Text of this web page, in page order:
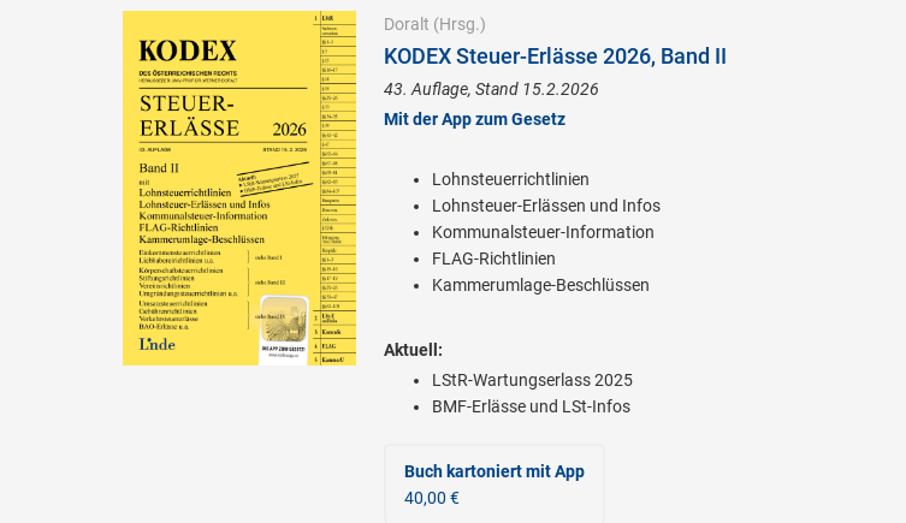
Doralt (Hrsg.)
KODEX Steuer-Erlässe 2026, Band II
43. Auflage, Stand 15.2.2026
Mit der App zum Gesetz
Lohnsteuerrichtlinien
Lohnsteuer-Erlässen und Infos
Kommunalsteuer-Information
FLAG-Richtlinien
Kammerumlage-Beschlüssen
Aktuell:
LStR-Wartungserlass 2025
BMF-Erlässe und LSt-Infos
Buch kartoniertmit App
40,00 €